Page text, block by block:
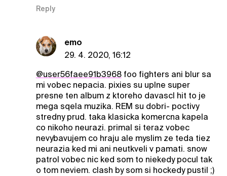
Reply
emo
29. 4. 2020, 16:12
@user56faee91b3968foo fighters ani blur sa
mi vobec nepacia. pixies su uplne super
presne ten album z ktoreho davascl hit to je
mega sqela muzika. REM su dobri- poctivy
stredny prud. taka klasicka komercna kapela
co nikoho neurazi. primal si teraz vobec
nevybavujem co hraju ale myslim ze teda tiez
neurazia ked mi ani neutkveli v pamati. snow
patrol vobec nic ked som to niekedy pocul tak
o tom neviem. clash by som si hockedy pustil ;)